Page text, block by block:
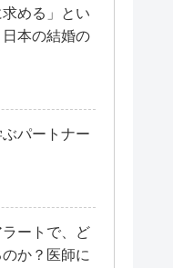
める」とい
本の結婚の
パートナー
ートで、ど
か？医師に